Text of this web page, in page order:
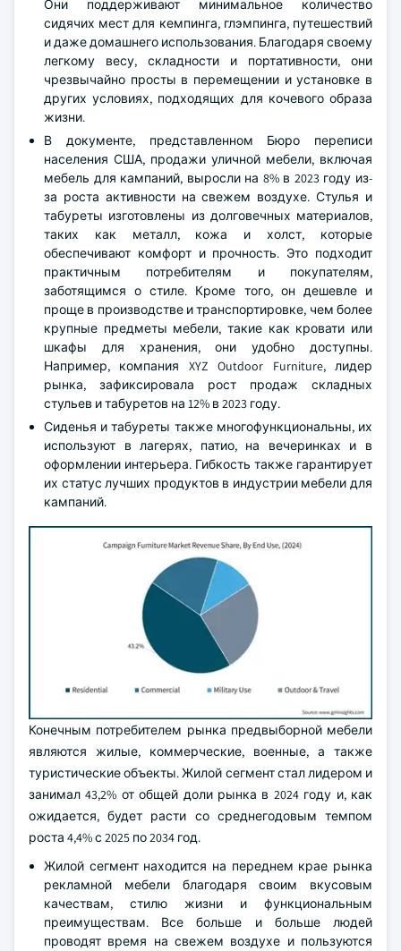
Они поддерживают минимальное количество
сидячих мест для кемпинга, глэмпинга, путешествий
и даже домашнего использования. Благодаря своему
легкому весу, складности и портативности, они
чрезвычайно просты в перемещении и установке в
других условиях, подходящих для кочевого образа
жизни.
В документе, представленном Бюро переписи
населения США, продажи уличной мебели, включая
мебель для кампаний, выросли на 8% в 2023 году из-
за роста активности на свежем воздухе. Стулья и
табуреты изготовлены из долговечных материалов,
таких как металл, кожа и холст, которые
обеспечивают комфорт и прочность. Это подходит
практичным потребителям и покупателям,
заботящимся о стиле. Кроме того, он дешевле и
проще в производстве и транспортировке, чем более
крупные предметы мебели, такие как кровати или
шкафы для хранения, они удобно доступны.
Например, компания XYZ Outdoor Furniture, лидер
рынка, зафиксировала рост продаж складных
стульев и табуретов на 12% в 2023 году.
Сиденья и табуреты также многофункциональны, их
используют в лагерях, патио, на вечеринках и в
оформлении интерьера. Гибкость также гарантирует
их статус лучших продуктов в индустрии мебели для
кампаний.
Конечным потребителем рынка предвыборной мебели
являются жилые, коммерческие, военные, а также
туристические объекты. Жилой сегмент стал лидером и
занимал 43,2% от общей доли рынка в 2024 году и, как
ожидается, будет расти со среднегодовым темпом
роста 4,4% с 2025 по 2034 год.
Жилой сегмент находится на переднем крае рынка
рекламной мебели благодаря своим вкусовым
качествам, стилю жизни и функциональным
преимуществам. Все больше и больше людей
проводят время на свежем воздухе и пользуются